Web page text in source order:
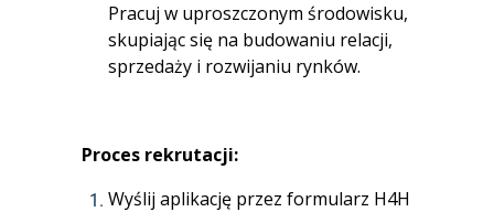
Pracuj w uproszczonym środowisku,
skupiając się na budowaniu relacji,
sprzedaży i rozwijaniu rynków.
Proces rekrutacji:
Wyślij aplikację przez formularz H4H